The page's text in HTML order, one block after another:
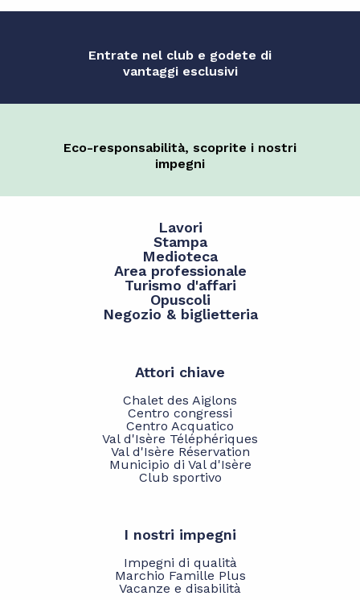
Entrate nel club e godete di
vantaggi esclusivi
Eco-responsabilità, scoprite i nostri
impegni
Lavori
Stampa
Medioteca
Area professionale
Turismo d'affari
Opuscoli
Negozio & biglietteria
Attori chiave
Chalet des Aiglons
Centro congressi
Centro Acquatico
Val d'Isère Téléphériques
Val d'Isère Réservation
Municipio di Val d'Isère
Club sportivo
I nostri impegni
Impegni di qualità
Marchio Famille Plus
Vacanze e disabilità